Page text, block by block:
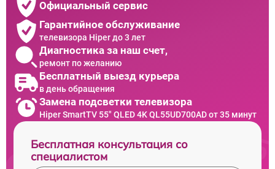
Официальный сервис
Гарантийное обслуживание
телевизора Hiper до 3 лет
Диагностика за наш счет,
ремонт по желанию
Бесплатный выезд курьера
в день обращения
Замена подсветки телевизора
Hiper SmartTV 55" QLED 4K QL55UD700AD от 35 минут
Бесплатная консультация со
специалистом